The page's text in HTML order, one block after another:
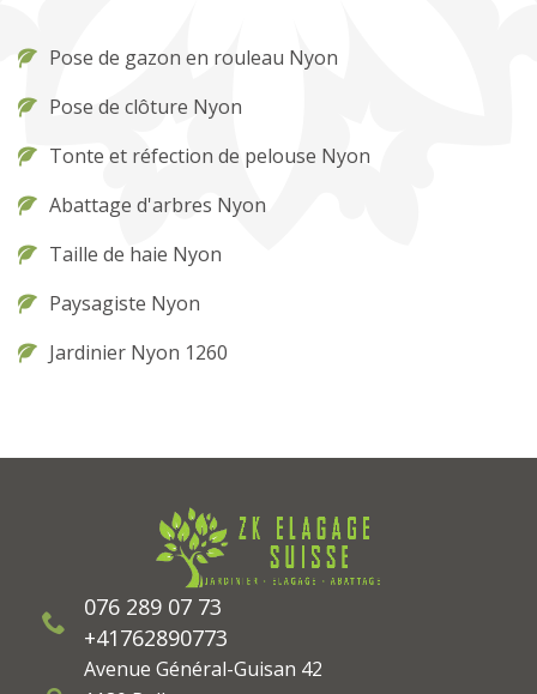
Pose de gazon en rouleau Nyon
Pose de clôture Nyon
Tonte et réfection de pelouse Nyon
Abattage d'arbres Nyon
Taille de haie Nyon
Paysagiste Nyon
Jardinier Nyon 1260
076 289 07 73
+41762890773
Avenue Général-Guisan 42